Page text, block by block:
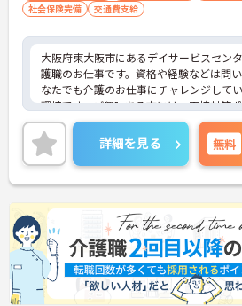
社会保険完備
交通費支給
大阪府東大阪市にあるデイサービスセン
護職のお仕事です。資格や経験などは問
なたでも介護のお仕事にチャレンジして
環境です。ご興味ある方には、面接対策
ど、さらに詳細をお話しいたしますので
相談ください。詳細を見る 無料